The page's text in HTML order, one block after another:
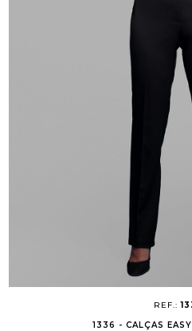
REF.:
1336 - CALÇAS